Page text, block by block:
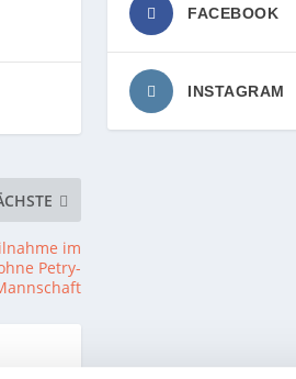
im
Petry-
FACEBOOK
INSTAGRAM